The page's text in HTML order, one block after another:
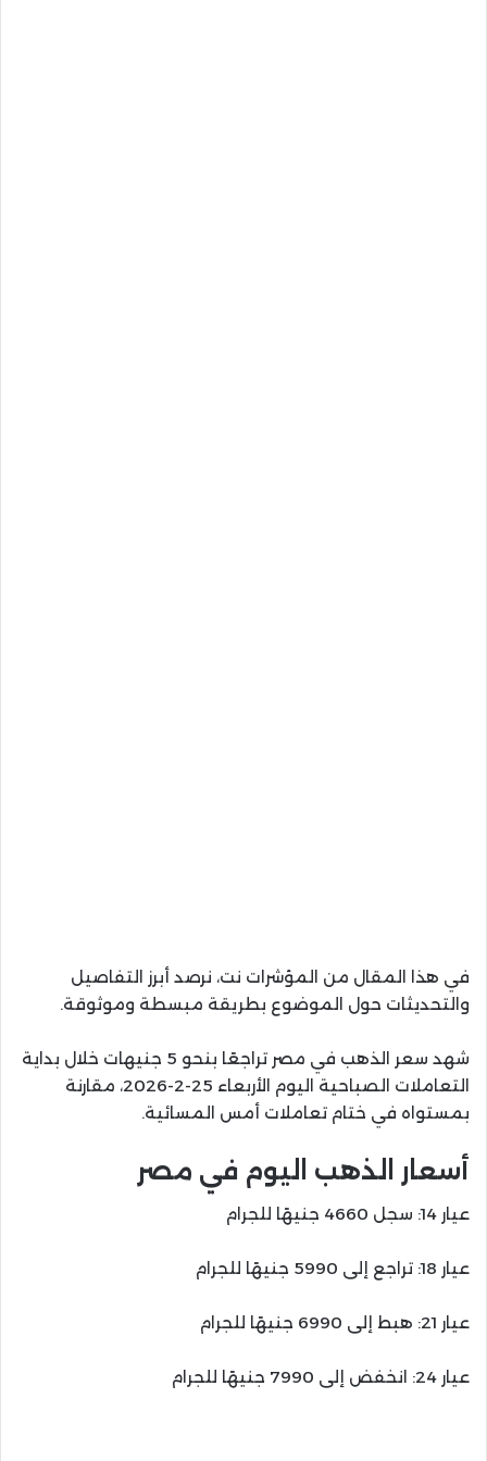
في هذا المقال من المؤشرات نت، نرصد أبرز التفاصيل
والتحديثات حول الموضوع بطريقة مبسطة وموثوقة.
شهد سعر الذهب في مصر تراجعًا بنحو 5 جنيهات خلال بداية
التعاملات الصباحية اليوم الأربعاء 25-2-2026، مقارنة
بمستواه في ختام تعاملات أمس المسائية.
أسعار الذهب اليوم في مصر
عيار 14: سجل 4660 جنيهًا للجرام
عيار 18: تراجع إلى 5990 جنيهًا للجرام
عيار 21: هبط إلى 6990 جنيهًا للجرام
عيار 24: انخفض إلى 7990 جنيهًا للجرام